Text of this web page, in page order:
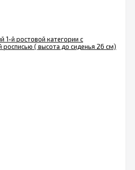
1-й ростовой категории с
росписью ( высота до сиденья 26 см)